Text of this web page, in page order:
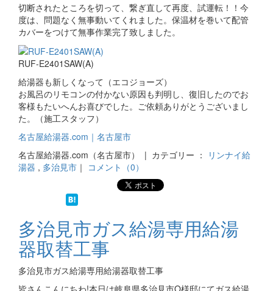
切断されたところを切って、繋ぎ直して再度、試運転！！今
度は、問題なく無事動いてくれました。保温材を巻いて配管
カバーをつけて無事作業完了致しました。
RUF-E2401SAW(A)
給湯器も新しくなって（エコジョーズ）
お風呂のリモコンの付かない原因も判明し、復旧したのでお
客様もたいへんお喜びでした。ご依頼ありがとうございまし
た。（施工スタッフ）
名古屋給湯器.com｜名古屋市
名古屋給湯器.com（名古屋市） | カテゴリー ：
リンナイ給
湯器 , 多治見市 ｜ コメント（0）
多治見市ガス給湯専用給湯
器取替工事
多治見市ガス給湯専用給湯器取替工事
皆さんこんにちわ!本日は岐阜県多治見市O様邸にてガス給湯